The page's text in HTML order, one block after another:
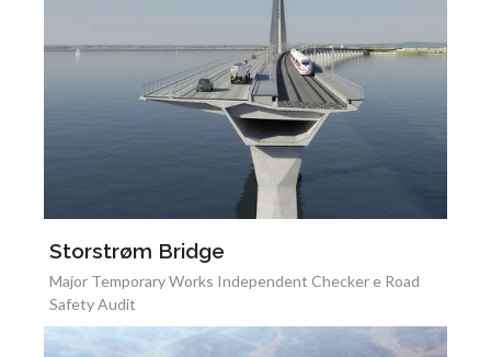
Storstrøm Bridge
Major Temporary Works Independent Checker e Road
Safety Audit